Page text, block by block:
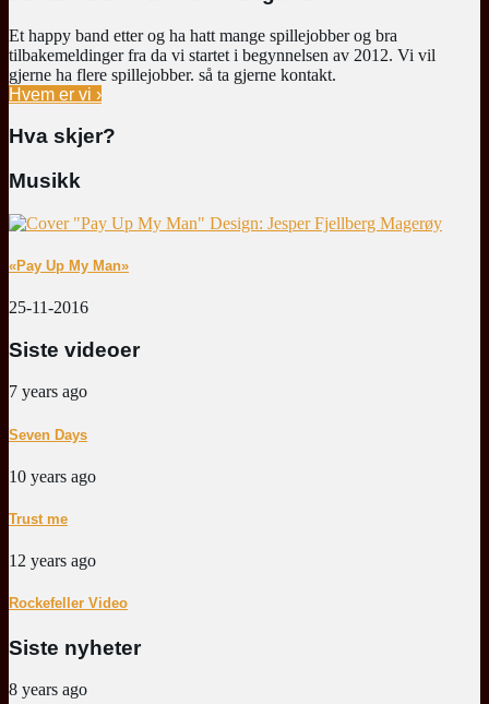
Et happy band etter og ha hatt mange spillejobber og bra
tilbakemeldinger fra da vi startet i begynnelsen av 2012. Vi vil
gjerne ha flere spillejobber. så ta gjerne kontakt.
Hvem er vi ›
Hva skjer?
Musikk
«Pay Up My Man»
25-11-2016
Siste videoer
7 years ago
Seven Days
10 years ago
Trust me
12 years ago
Rockefeller Video
Siste nyheter
8 years ago